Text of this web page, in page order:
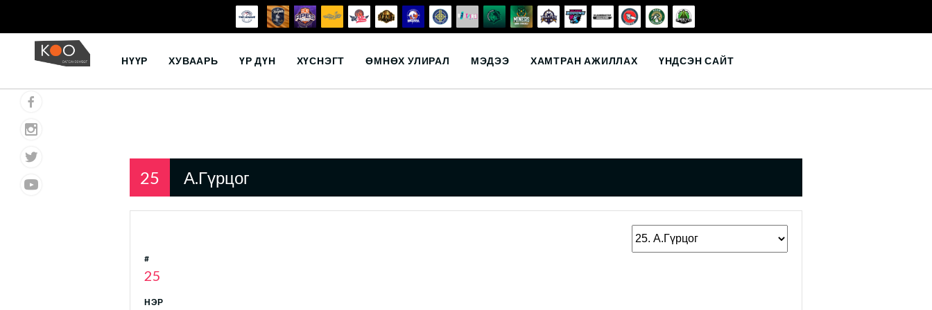
НҮҮР ХУВААРЬ ҮР ДҮН ХҮСНЭГТ ӨМНӨХ УЛИРАЛ МЭДЭЭ ХАМТРАН АЖИЛЛАХ ҮНДСЭН САЙТ
25 А.Гүрцог
#
25
НЭР